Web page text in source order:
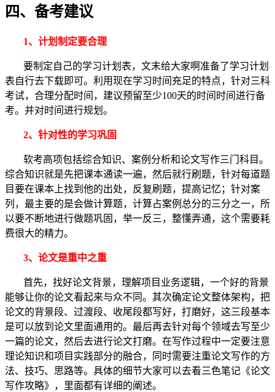
四、备考建议
1、计划制定要合理
要制定自己的学习计划表，文末给大家啊准备了学习计划
表自行去下载即可。利用现在学习时间充足的特点，针对三科
考试，合理分配时间，建议预留至少100天的时间时间进行备
考。并对时间进行规划。
2、 针对性的学习巩固
软考高项包括综合知识、案例分析和论文写作三门科目。
综合知识就是先把课本通读一遍，然后就行刷题，针对每道题
目要在课本上找到他的出处，反复刷题，提高记忆；针对案
列，最主要的是会做计算题，计算占案例总分的三分之一，所
以要不断地进行做题巩固，举一反三，整懂弄通，这个需要耗
费很大的精力。
3、 论文是重中之重
首先，找好论文背景，理解项目业务逻辑，一个好的背景
能够让你的论文看起来与众不同。其次确定论文整体架构，把
论文的背景段、过渡段、收尾段都写好，打磨好，这三段基本
是可以放到论文里面通用的。最后再去针对每个领域去写至少
一篇的论文，然后去进行论文打磨。在写作过程中一定要注意
理论知识和项目实践部分的融合，同时需要注重论文写作的方
法、技巧、思路等。具体的细节大家可以去看三色笔记《论文
写作攻略》，里面都有详细的阐述。